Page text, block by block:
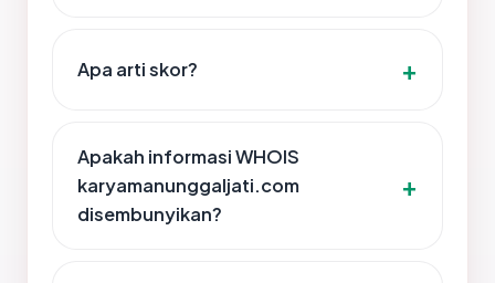
Apa arti skor?
Apakah informasi WHOIS
karyamanunggaljati.com
disembunyikan?